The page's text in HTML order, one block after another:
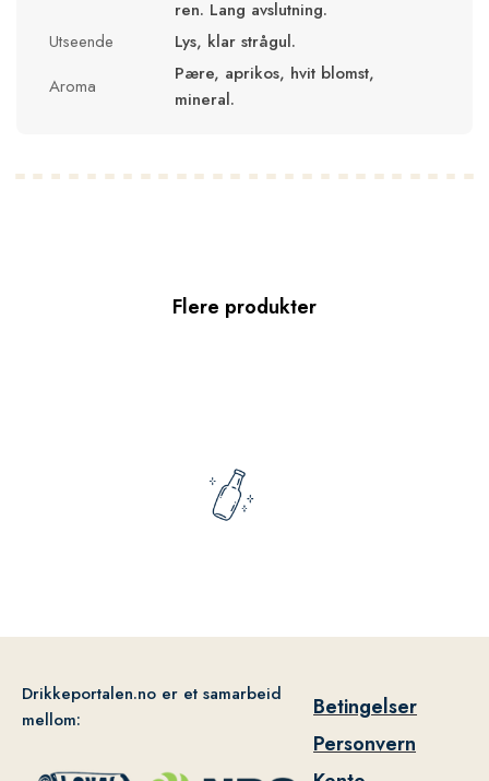
ren. Lang avslutning.
Utseende
Lys, klar strågul.
Aroma
Pære, aprikos, hvit blomst,
mineral.
Flere produkter
Drikkeportalen.no er et samarbeid
mellom:
Betingelser
Personvern